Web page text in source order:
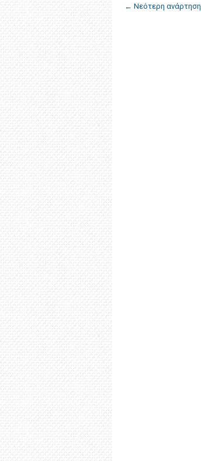
← Νεότερη ανάρτηση